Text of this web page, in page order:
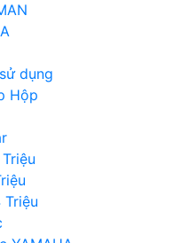
dụng
Hộp